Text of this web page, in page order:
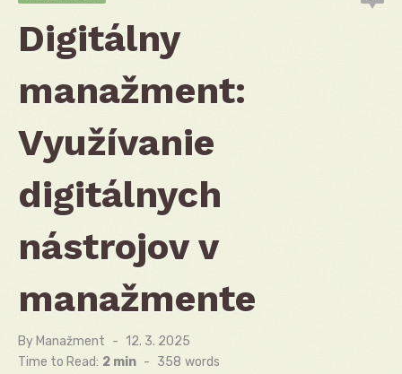
Digitálny
manažment:
Využívanie
digitálnych
nástrojov v
manažmente
By Manažment
Posted
on
12. 3. 2025
Time to Read: 2 min - 358 words